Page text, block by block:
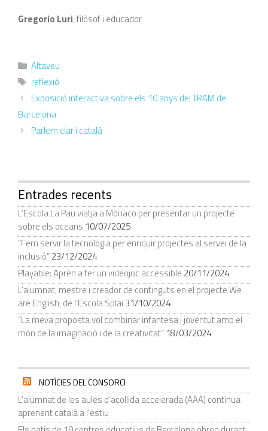
Gregorio Luri, filòsof i educador
Altaveu
reflexió
Exposició interactiva sobre els 10 anys del TRAM de
Barcelona
Parlem clar i català
Entrades recents
L’Escola La Pau viatja a Mònaco per presentar un projecte
sobre els oceans 10/07/2025
“Fem servir la tecnologia per enriquir projectes al servei de la
inclusió”23/12/2024
Playable: Aprèn a fer un videojoc accessible 20/11/2024
L’alumnat, mestre i creador de continguts en el projecte We
are English, de l’Escola Splai 31/10/2024
“La meva proposta vol combinar infantesa i joventut amb el
món de la imaginació i de la creativitat” 18/03/2024
NOTÍCIES DEL CONSORCI
L’alumnat de les aules d’acollida accelerada (AAA) continua
aprenent català a l'estiu